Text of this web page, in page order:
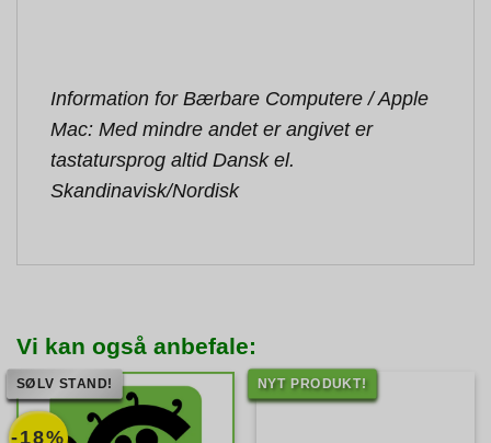
Information for Bærbare Computere / Apple
Mac: Med mindre andet er angivet er
tastatursprog altid Dansk el.
Skandinavisk/Nordisk
Vi kan også anbefale:
-18%
SØLV STAND! NYT PRODUKT!